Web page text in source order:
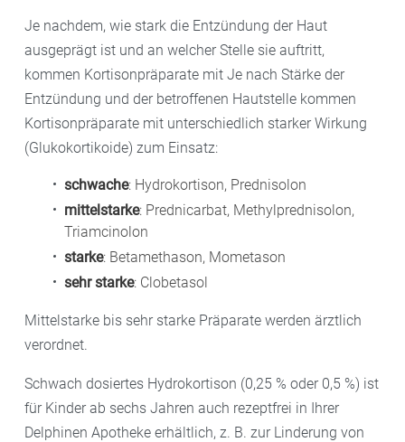
Je nachdem, wie stark die Entzündung der Haut
ausgeprägt ist und an welcher Stelle sie auftritt,
kommen Kortisonpräparate mit Je nach Stärke der
Entzündung und der betroffenen Hautstelle kommen
Kortisonpräparate mit unterschiedlich starker Wirkung
(Glukokortikoide) zum Einsatz:
schwache: Hydrokortison, Prednisolon
mittelstarke: Prednicarbat, Methylprednisolon,
Triamcinolon
starke: Betamethason, Mometason
sehr starke: Clobetasol
Mittelstarke bis sehr starke Präparate werden ärztlich
verordnet.
Schwach dosiertes Hydrokortison (0,25 % oder 0,5 %) ist
für Kinder ab sechs Jahren auch rezeptfrei in Ihrer
Delphinen Apotheke erhältlich, z. B. zur Linderung von